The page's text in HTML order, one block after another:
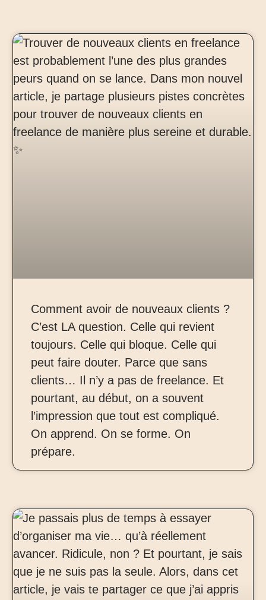
Comment avoir de nouveaux clients ?
C’est LA question. Celle qui revient
toujours. Celle qui bloque. Celle qui
peut faire douter. Parce que sans
clients… Il n’y a pas de freelance. Et
pourtant, au début, on a souvent
l’impression que tout est compliqué.
On apprend. On se forme. On
prépare.